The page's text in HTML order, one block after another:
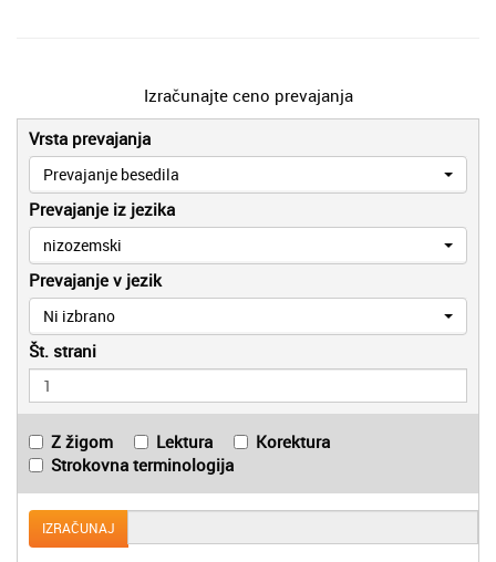
Izračunajte ceno prevajanja
Vrsta prevajanja
Prevajanje besedila
Prevajanje iz jezika
nizozemski
Prevajanje v jezik
Ni izbrano
Št. strani
Z žigom Lektura
Korektura
Strokovna terminologija
IZRAČUNAJ